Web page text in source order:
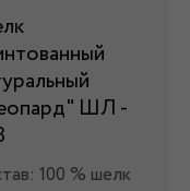
ШЛ -
100 % шелк